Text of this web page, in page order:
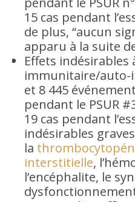
15 cas pendant
de plus, “aucun
apparu à la suite
Effets indésirables
immunitaire/auto-
et 8 445
pendant le PSUR
19 cas pendant
indésirables
la
interstitielle,
l’encéphalite, le